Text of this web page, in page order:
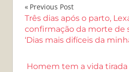
Navegação
de
Post
Previous Post
Três dias após o parto,
confirmação da morte de
‘Dias mais difíceis da
Homem tem a vida